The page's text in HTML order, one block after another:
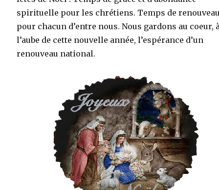
spirituelle pour les chrétiens. Temps de
pour chacun d’entre nous. Nous gardons au coeur,
l’aube de cette nouvelle année, l’espérance d’un
renouveau national.